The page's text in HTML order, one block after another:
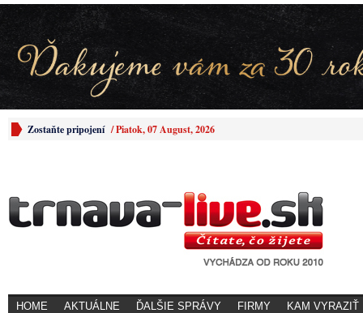
Zostaňte pripojení /Piatok, 07 August, 2026
HOME AKTUÁLNE ĎALŠIE SPRÁVY FIRMY KAM VYRAZIŤ